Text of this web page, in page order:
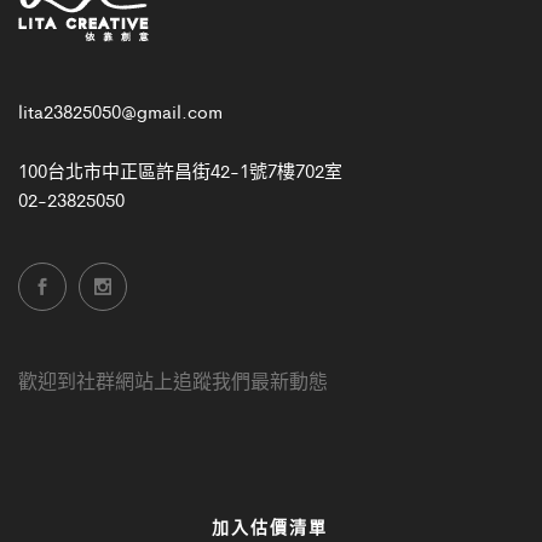
加入估價清單
lita23825050@gmail.com
100台北市中正區許昌街42-1號7樓702室
02-23825050
歡迎到社群網站上追蹤我們最新動態